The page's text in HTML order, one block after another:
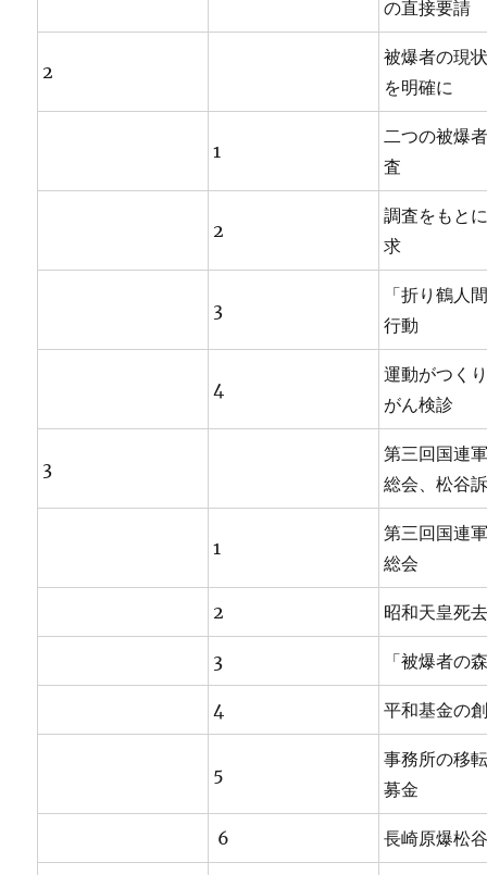
の直接要請
2
被爆者の現
を明確に
1
二つの被爆
査
2
調査をもと
求
3
「折り鶴人
行動
4
運動がつく
がん検診
3
第三回国連
総会、松谷
1
第三回国連
総会
2 昭和天皇死
3 「被爆者の
4 平和基金の
5
事務所の移
募金
6 長崎原爆松